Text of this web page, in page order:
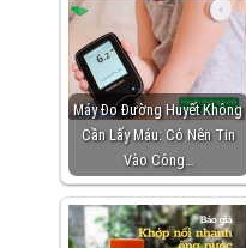
Máy Đo Đường Huyết Không
Cần Lấy Máu: Có Nên Tin
Vào Công…